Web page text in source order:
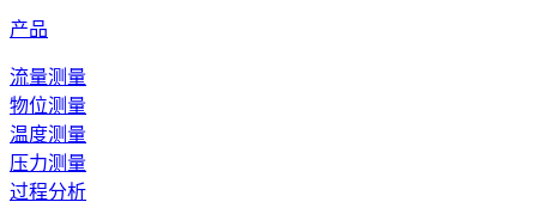
产品
流量测量
物位测量
温度测量
压力测量
过程分析